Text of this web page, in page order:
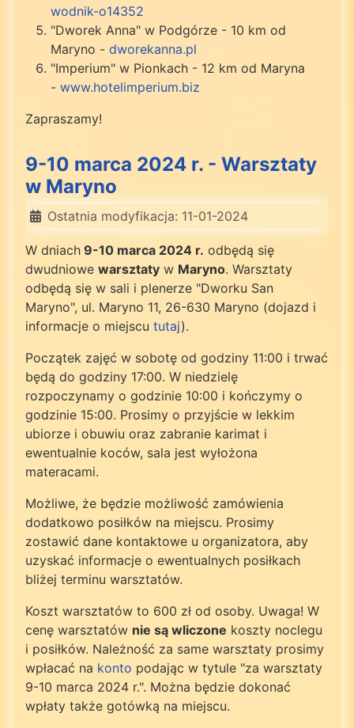
wodnik-o14352
"Dworek Anna" w Podgórze - 10 km od
Maryno - dworekanna.pl
"Imperium" w Pionkach - 12 km od Maryna
- www.hotelimperium.biz
Zapraszamy!
9-10 marca 2024 r. - Warsztaty
w Maryno
Ostatnia modyfikacja: 11-01-2024
W dniach 9-10 marca 2024 r. odbędą się
dwudniowe warsztaty w Maryno. Warsztaty
odbędą się w sali i plenerze "Dworku San
Maryno", ul. Maryno 11, 26-630 Maryno (dojazd i
informacje o miejscu tutaj).
Początek zajęć w sobotę od godziny 11:00 i trwać
będą do godziny 17:00. W niedzielę
rozpoczynamy o godzinie 10:00 i kończymy o
godzinie 15:00. Prosimy o przyjście w lekkim
ubiorze i obuwiu oraz zabranie karimat i
ewentualnie koców, sala jest wyłożona
materacami.
Możliwe, że będzie możliwość zamówienia
dodatkowo posiłków na miejscu. Prosimy
zostawić dane kontaktowe u organizatora, aby
uzyskać informacje o ewentualnych posiłkach
bliżej terminu warsztatów.
Koszt warsztatów to 600 zł od osoby. Uwaga! W
cenę warsztatów nie są wliczone koszty noclegu
i posiłków. Należność za same warsztaty prosimy
wpłacać na konto podając w tytule "za warsztaty
9-10 marca 2024 r.". Można będzie dokonać
wpłaty także gotówką na miejscu.